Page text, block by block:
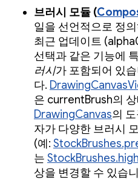
브러시 모듈 (
일을 선언적으로 정
최근 업데이트
선택과 같은 기능에
러시가 포함되어 있습
다.
은 currentBrush의
DrawingCanvas의
자가 다양한 브러시
(예:
는
상을 변경할 수 있습